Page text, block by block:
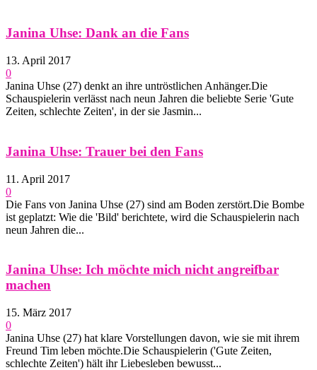
Janina Uhse: Dank an die Fans
13. April 2017
0
Janina Uhse (27) denkt an ihre untröstlichen Anhänger.Die
Schauspielerin verlässt nach neun Jahren die beliebte Serie 'Gute
Zeiten, schlechte Zeiten', in der sie Jasmin...
Janina Uhse: Trauer bei den Fans
11. April 2017
0
Die Fans von Janina Uhse (27) sind am Boden zerstört.Die Bombe
ist geplatzt: Wie die 'Bild' berichtete, wird die Schauspielerin nach
neun Jahren die...
Janina Uhse: Ich möchte mich nicht angreifbar
machen
15. März 2017
0
Janina Uhse (27) hat klare Vorstellungen davon, wie sie mit ihrem
Freund Tim leben möchte.Die Schauspielerin ('Gute Zeiten,
schlechte Zeiten') hält ihr Liebesleben bewusst...